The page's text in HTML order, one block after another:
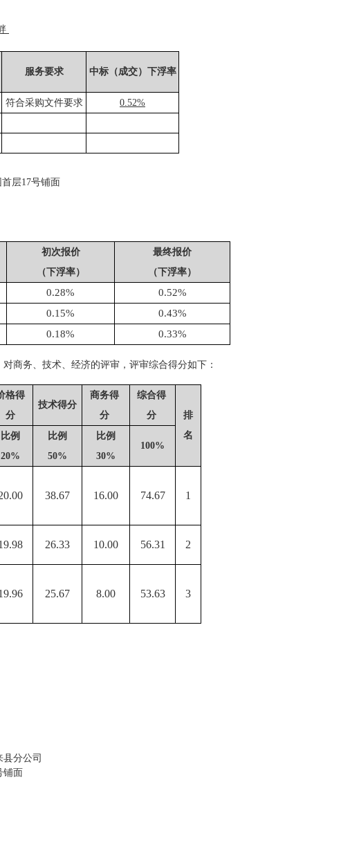
服务要求 中标（成交）下浮率
符合采购文件要求 0.52%
首层17号铺面
初次报价
（下浮率）
最终报价
（下浮率）
0.28% 0.52%
0.15% 0.43%
0.18% 0.33%
对商务、技术、经济的评审，评审综合得分如下：
格得
分
技术得分
商务得
分
综合得
分
排
名
比例
20%
比例
50%
比例
30%
100%
38.67 16.00 74.67 1
26.33 10.00 56.31 2
25.67 8.00 53.63 3
分公司
铺面